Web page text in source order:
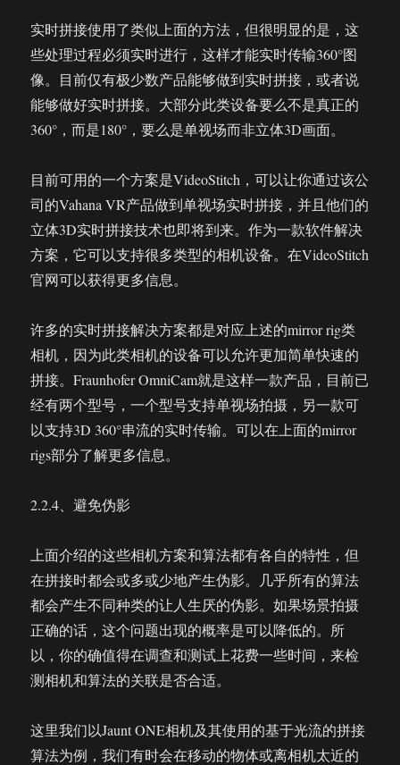
实时拼接使用了类似上面的方法，但很明显的是，这
些处理过程必须实时进行，这样才能实时传输360°图
像。目前仅有极少数产品能够做到实时拼接，或者说
能够做好实时拼接。大部分此类设备要么不是真正的
360°，而是180°，要么是单视场而非立体3D画面。
目前可用的一个方案是VideoStitch，可以让你通过该公
司的Vahana VR产品做到单视场实时拼接，并且他们的
立体3D实时拼接技术也即将到来。作为一款软件解决
方案，它可以支持很多类型的相机设备。在VideoStitch
官网可以获得更多信息。
许多的实时拼接解决方案都是对应上述的mirror rig类
相机，因为此类相机的设备可以允许更加简单快速的
拼接。Fraunhofer OmniCam就是这样一款产品，目前已
经有两个型号，一个型号支持单视场拍摄，另一款可
以支持3D 360°串流的实时传输。可以在上面的mirror
rigs部分了解更多信息。
2.2.4、避免伪影
上面介绍的这些相机方案和算法都有各自的特性，但
在拼接时都会或多或少地产生伪影。几乎所有的算法
都会产生不同种类的让人生厌的伪影。如果场景拍摄
正确的话，这个问题出现的概率是可以降低的。所
以，你的确值得在调查和测试上花费一些时间，来检
测相机和算法的关联是否合适。
这里我们以Jaunt ONE相机及其使用的基于光流的拼接
算法为例，我们有时会在移动的物体或离相机太近的